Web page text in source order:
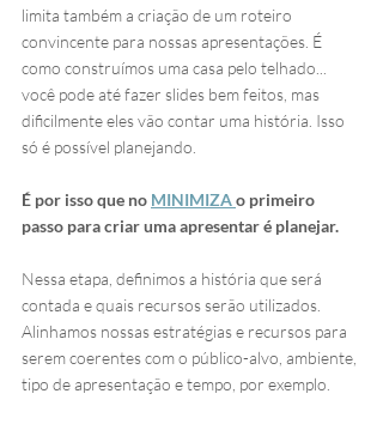
limita também a criação de um roteiro
convincente para nossas apresentações. É
como construímos uma casa pelo telhado...
você pode até fazer slides bem feitos, mas
dificilmente eles vão contar uma história. Isso
só é possível planejando.
É por isso que no MINIMIZA o primeiro
passo para criar uma apresentar é planejar.
Nessa etapa, definimos a história que será
contada e quais recursos serão utilizados.
Alinhamos nossas estratégias e recursos para
serem coerentes com o público-alvo, ambiente,
tipo de apresentação e tempo, por exemplo.